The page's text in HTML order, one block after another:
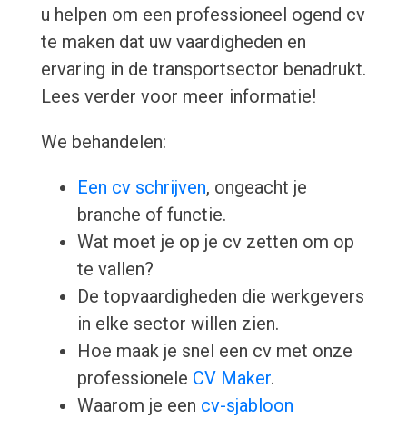
u helpen om een ​​professioneel ogend cv
te maken dat uw vaardigheden en
ervaring in de transportsector benadrukt.
Lees verder voor meer informatie!
We behandelen:
Een cv schrijven, ongeacht je
branche of functie.
Wat moet je op je cv zetten om op
te vallen?
De topvaardigheden die werkgevers
in elke sector willen zien.
Hoe maak je snel een cv met onze
professionele CV Maker.
Waarom je een cv-sjabloon